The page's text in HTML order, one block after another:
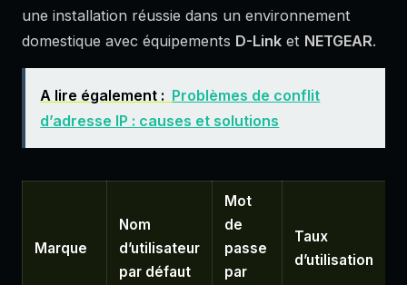
une installation réussie dans un environnement
domestique avec équipements D-Link et NETGEAR.
A lire également : Problèmes de conflit
d’adresse IP : causes et solutions
Marque
Nom
d’utilisateur
par défaut
Mot
de
passe
par
Taux
d’utilisation